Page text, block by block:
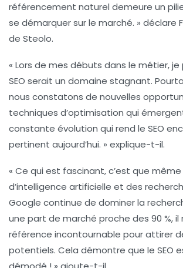
référencement naturel demeure un
se démarquer sur le marché. » déclare
de Steolo.
« Lors de mes débuts dans le métier, je
SEO serait un domaine stagnant.
nous constatons de nouvelles
techniques d’optimisation qui
constante évolution qui rend le SEO
pertinent aujourd’hui. » explique-t-il.
« Ce qui est fascinant, c’est que
d’intelligence artificielle et des
Google continue de dominer la
une part de marché proche des 90 %, il
référence incontournable pour attirer
potentiels. Cela démontre que le SEO